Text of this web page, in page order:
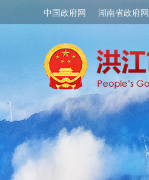
中国政府网 湖南省政府网